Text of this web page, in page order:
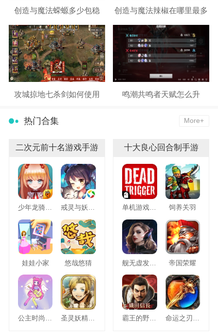
创造与魔法蝾螈多少包稳 创造与魔法辣椒在哪里最多
攻城掠地七杀剑如何使用 鸣潮共鸣者天赋怎么升
热门合集 More+
二次元前十名游戏手游
少年龙骑士九游版
娃娃小家 悠哉悠猜
十大良心回合制手游
饲养关羽
帝国荣耀